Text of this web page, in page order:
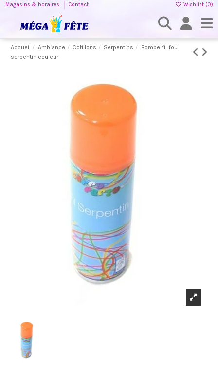
Magasins & horaires Contact Wishlist (0)
Accueil Ambiance Cotillons Serpentins
Bombe fil fou
serpentin couleur